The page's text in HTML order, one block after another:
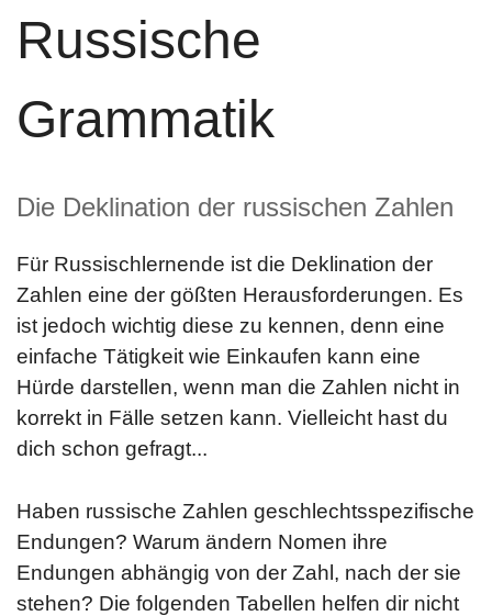
Russische
Grammatik
Die Deklination der russischen Zahlen
Für Russischlernende ist die Deklination der
Zahlen eine der gößten Herausforderungen. Es
ist jedoch wichtig diese zu kennen, denn eine
einfache Tätigkeit wie Einkaufen kann eine
Hürde darstellen, wenn man die Zahlen nicht in
korrekt in Fälle setzen kann. Vielleicht hast du
dich schon gefragt...
Haben russische Zahlen geschlechtsspezifische
Endungen? Warum ändern Nomen ihre
Endungen abhängig von der Zahl, nach der sie
stehen? Die folgenden Tabellen helfen dir nicht